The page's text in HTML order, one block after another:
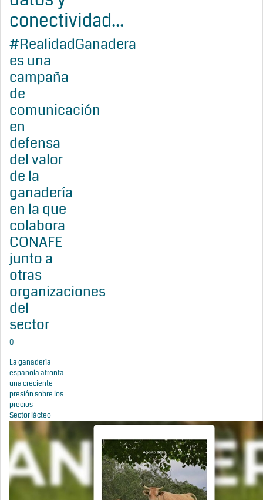
conectividad...
#RealidadGanadera
es una
campaña
de
comunicación
en
defensa
del valor
de la
ganadería
en la que
colabora
CONAFE
junto a
otras
organizaciones
del
sector
0
La ganadería
española afronta
una creciente
presión sobre los
precios
Sector lácteo